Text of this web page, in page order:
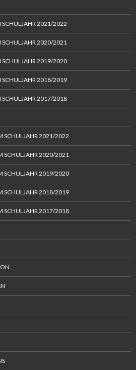
SCHULJAHR 2021/2022
SCHULJAHR 2020/2021
SCHULJAHR 2019/2020
SCHULJAHR 2018/2019
SCHULJAHR 2017/2018
SCHULJAHR 2021/2022
SCHULJAHR 2020/2021
SCHULJAHR 2019/2020
SCHULJAHR 2018/2019
SCHULJAHR 2017/2018